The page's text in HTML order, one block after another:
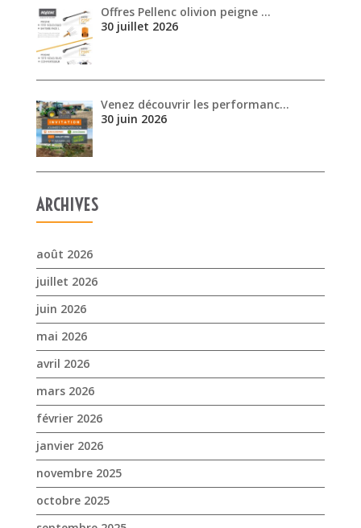
Offres Pellenc olivion peigne …
30 juillet 2026
Venez découvrir les performanc…
30 juin 2026
ARCHIVES
août 2026
juillet 2026
juin 2026
mai 2026
avril 2026
mars 2026
février 2026
janvier 2026
novembre 2025
octobre 2025